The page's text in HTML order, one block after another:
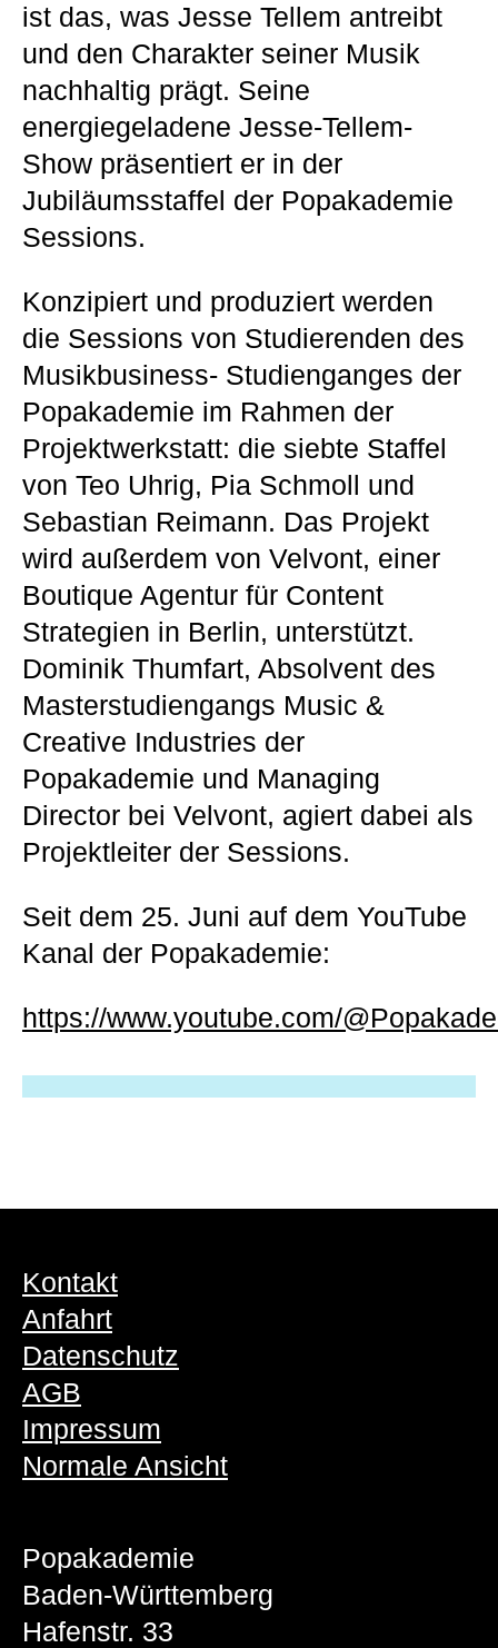
ist das, was Jesse Tellem antreibt
und den Charakter seiner Musik
nachhaltig prägt. Seine
energiegeladene Jesse-Tellem-
Show präsentiert er in der
Jubiläumsstaffel der Popakademie
Sessions.
Konzipiert und produziert werden
die Sessions von Studierenden des
Musikbusiness- Studienganges der
Popakademie im Rahmen der
Projektwerkstatt: die siebte Staffel
von Teo Uhrig, Pia Schmoll und
Sebastian Reimann. Das Projekt
wird außerdem von Velvont, einer
Boutique Agentur für Content
Strategien in Berlin, unterstützt.
Dominik Thumfart, Absolvent des
Masterstudiengangs Music &
Creative Industries der
Popakademie und Managing
Director bei Velvont, agiert dabei als
Projektleiter der Sessions.
Seit dem 25. Juni auf dem YouTube
Kanal der Popakademie:
https://www.youtube.com/
Kontakt
Anfahrt
Datenschutz
AGB
Impressum
Normale Ansicht
Popakademie
Baden-Württemberg
Hafenstr. 33